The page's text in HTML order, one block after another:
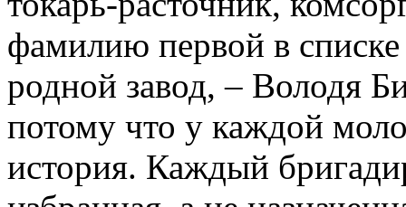
фамилию первой в
родной завод, – Володя
потому что у каждой
история. Каждый